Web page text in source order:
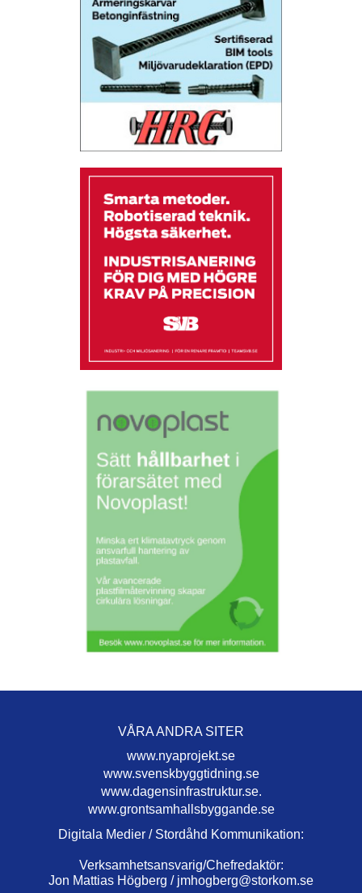
VÅRA ANDRA SITER
www.nyaprojekt.se
www.svenskbyggtidning.se
www.dagensinfrastruktur.se.
www.grontsamhallsbyggande.se
Digitala Medier / Stordåhd Kommunikation:
Verksamhetsansvarig/Chefredaktör:
Jon Mattias Högberg / jmhogberg@storkom.se